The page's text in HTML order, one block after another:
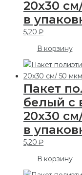
20х30
в
5,20₽
В корзину
Пакет
белый с
20х30
в
5,20₽
В корзину